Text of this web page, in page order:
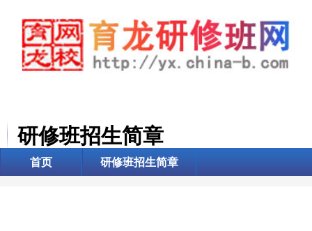
研修班招生简章
首页 研修班招生简章